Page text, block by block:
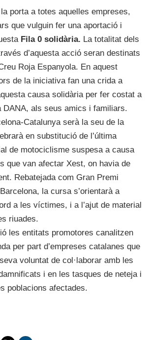
porta a totes aquelles empreses,
que vulguin fer una aportació i
Fila 0 solidària. La totalitat dels
d’aquesta acció seran destinats
Roja Espanyola. En aquest
de la iniciativa fan una crida a
causa solidària per fer costat a
DANA, als seus amics i familiars.
Catalunya serà la seu de la
en substitució de l’última
de motociclisme suspesa a causa
que van afectar Xest, on havia de
Rebatejada com Gran Premi
la cursa s’orientarà a
a les víctimes, i a l’ajut de material
riuades.
les entitats promotores canalitzen
per part d’empreses catalanes que
voluntat de col·laborar amb les
i en les tasques de neteja i
poblacions afectades.